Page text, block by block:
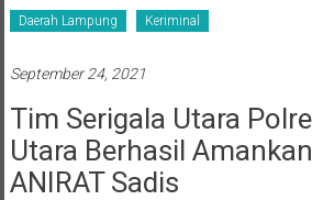
Daerah Lampung Keriminal
September 24, 2021
Tim Serigala Utara
Utara Berhasil
ANIRAT Sadis